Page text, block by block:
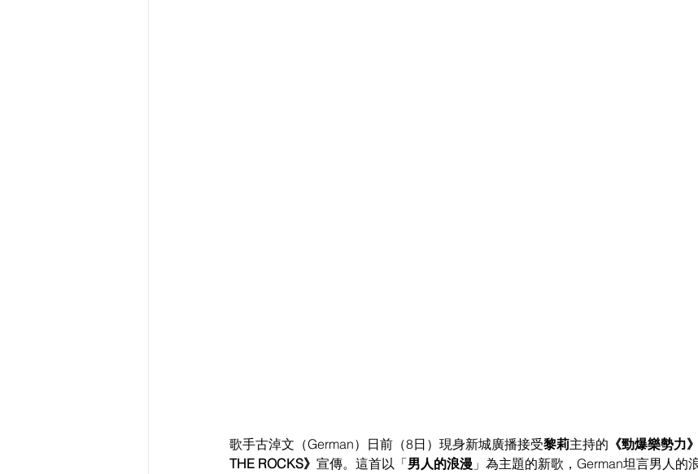
歌手古淖文（German）日前（8日）現身新城廣播接受黎莉主持的 《勁爆樂勢力》
THE ROCKS》 宣傳。這首以「男人的浪漫 」為主題的新歌，German坦言男人的